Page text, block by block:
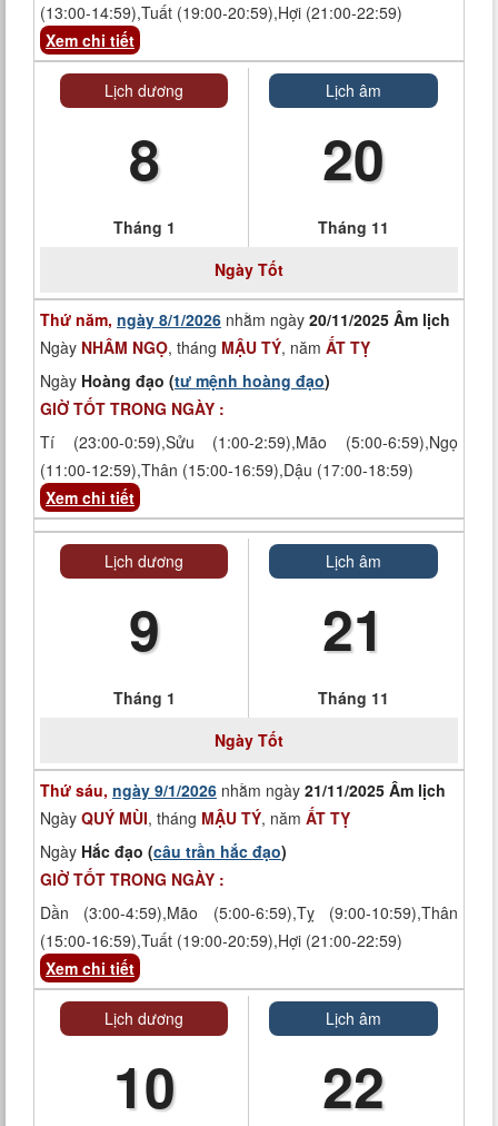
(13:00-14:59),Tuất (19:00-20:59),Hợi (21:00-22:59)
Xem chi tiết
Lịch dương
8
Tháng 1
Lịch âm
20
Tháng 11
Ngày Tốt
Thứ năm, ngày 8/1/2026 nhằm ngày 20/11/2025 Âm lịch
Ngày NHÂM NGỌ, tháng MẬU TÝ, năm ẤT TỴ
Ngày Hoàng đạo (tư mệnh hoàng đạo)
GIỜ TỐT TRONG NGÀY :
Tí (23:00-0:59),Sửu (1:00-2:59),Mão (5:00-6:59),Ngọ
(11:00-12:59),Thân (15:00-16:59),Dậu (17:00-18:59)
Xem chi tiết
Lịch dương
9
Tháng 1
Lịch âm
21
Tháng 11
Ngày Tốt
Thứ sáu, ngày 9/1/2026 nhằm ngày 21/11/2025 Âm lịch
Ngày QUÝ MÙI, tháng MẬU TÝ, năm ẤT TỴ
Ngày Hắc đạo (câu trần hắc đạo)
GIỜ TỐT TRONG NGÀY :
Dần (3:00-4:59),Mão (5:00-6:59),Tỵ (9:00-10:59),Thân
(15:00-16:59),Tuất (19:00-20:59),Hợi (21:00-22:59)
Xem chi tiết
Lịch dương
10
Lịch âm
22